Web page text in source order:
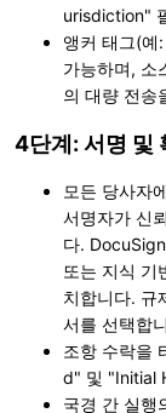
urisdiction"
앵커 태그(예
가능하며, 소
의 대량 전송
4단계: 서명 및
모든 당사자
서명자가 신
다.
또는 지식 기
치합니다. 규
서를 선택합
조항 수락을
d" 및 "Initial
국경 간 실